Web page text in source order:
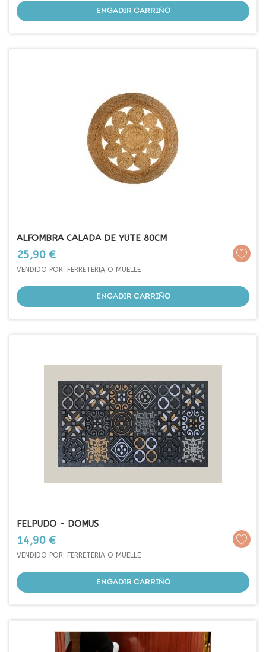
ENGADIR CARRIÑO
ALFOMBRA CALADA DE YUTE 80CM
Prezo
25,90 €
VENDIDO POR: FERRETERIA O MUELLE
ENGADIR CARRIÑO
FELPUDO - DOMUS
Prezo
14,90 €
VENDIDO POR: FERRETERIA O MUELLE
ENGADIR CARRIÑO